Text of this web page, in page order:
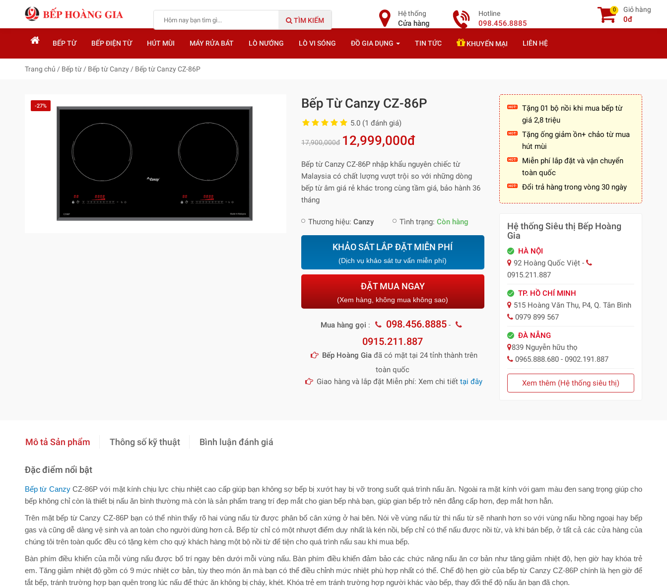
TÌM KIẾM
Hotline
098.456.8885
Hệ thống
Cửa hàng
0 Giỏ hàng
0đ
BẾP TỪ BẾP ĐIỆN TỪ HÚT MÙI MÁY RỬA BÁT LÒ NƯỚNG LÒ VI SÓNG ĐỒ GIA DỤNG TIN TỨC KHUYẾN MẠI LIÊN HỆ
Trang chủ / Bếp từ / Bếp từ Canzy / Bếp từ Canzy CZ-86P
-27% Bếp Từ Canzy CZ-86P
5.0 (1 đánh giá)
17,900,000đ 12,999,000đ
Bếp từ Canzy CZ-86P nhập khẩu nguyên chiếc từ
Malaysia có chất lượng vượt trội so với những dòng
bếp từ âm giá rẻ khác trong cùng tầm giá, bảo hành 36
tháng
Thương hiệu:Canzy Tình trạng:Còn hàng
KHẢO SÁT LẮP ĐẶT MIỄN PHÍ
(Dịch vụ khảo sát tư vấn miễn phí)
ĐẶT MUA NGAY
(Xem hàng, không mua không sao)
Mua hàng gọi : 098.456.8885 -
0915.211.887
Bếp Hoàng Giađã có mặt tại 24 tỉnh thành trên
toàn quốc
Giao hàng và lắp đặt Miễn phí: Xem chi tiếttại đây
Tặng 01 bộ nồi khi mua bếp từ
giá 2,8 triệu
Tặng ống giảm ồn+ chảo từ mua
hút mùi
Miễn phí lắp đặt và vận chuyển
toàn quốc
Đổi trả hàng trong vòng 30 ngày
Hệ thống Siêu thị Bếp Hoàng
Gia
HÀ NỘI
92 Hoàng Quốc Việt -
0915.211.887
TP. HỒ CHÍ MINH
515 Hoàng Văn Thụ, P4, Q. Tân Bình
0979 899 567
ĐÀ NẴNG
839 Nguyễn hữu thọ
0965.888.680 - 0902.191.887
Xem thêm (Hệ thống siêu thị)
Mô tả Sản phẩm Thông số kỹ thuật Bình luận đánh giá
Đặc điểm nổi bật
Bếp từ CanzyCZ-86P với mặt kính chịu lực chịu nhiệt cao cấp giúp bạn không sợ bếp bị xướt hay bị vỡ trong suốt quá trình nấu ăn. Ngoài ra mặt kính với gam màu đen sang trọng giúp cho
bếp không chỉ còn là thiết bị nấu ăn bình thường mà còn là sản phẩm trang trí đẹp mắt cho gian bếp nhà bạn, giúp gian bếp trở nên đẳng cấp hơn, đẹp mắt hơn hẳn.
Trên mặt bếp từ Canzy CZ-86P bạn có thể nhìn thấy rõ hai vùng nấu từ được phân bố cân xứng ở hai bên. Nói về vùng nấu từ thì nấu từ sẽ nhanh hơn so với vùng nấu hồng ngoại hay bếp
gas và cũng dễ dàng vệ sinh và an toàn cho người dùng hơn cả. Bếp từ chỉ có một nhượt điểm duy nhất là kén nồi, bếp chỉ có thể nấu được nồi từ, và khi bán bếp, ở tất cả các cửa hàng của
chúng tôi trên toàn quốc đều có tặng kèm cho quý khách hàng một bộ nồi từ để tiện cho quá trình nấu sau khi mua bếp.
Bàn phím điều khiển của mỗi vùng nấu được bố trí ngay bên dưới mỗi vùng nấu. Bàn phím điều khiển đảm bảo các chức năng nấu ăn cơ bản như tăng giảm nhiệt độ, hẹn giờ hay khóa trẻ
em. Tăng giảm nhiệt độ gồm có 9 mức nhiệt cơ bản, tùy theo món ăn mà bạn có thể điều chỉnh mức nhiệt phù hợp nhất có thể. Chế độ hẹn giờ của bếp từ Canzy CZ-86P chính là hẹn giờ để
tắt bếp, tránh trường hợp bạn quên trong lúc nấu để thức ăn không bị cháy, khét. Khóa trẻ em tránh trường hợp người khác vào bếp, thay đổi thế độ nấu ăn bạn đã chọn.